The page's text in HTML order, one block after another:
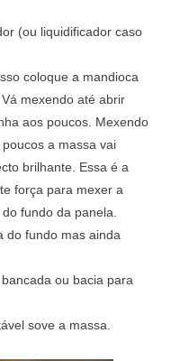
(ou liquidificador caso
coloque a mandioca
mexendo até abrir
aos poucos. Mexendo
a massa vai
brilhante. Essa é a
força para mexer a
fundo da panela.
do fundo mas ainda
ou bacia para
sove a massa.